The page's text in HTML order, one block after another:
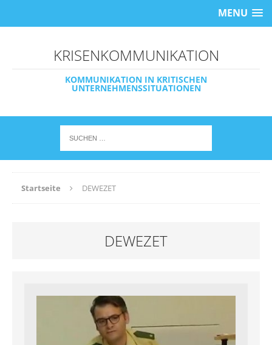
MENU
KRISENKOMMUNIKATION
KOMMUNIKATION IN KRITISCHEN
UNTERNEHMENSSITUATIONEN
Startseite DEWEZET
DEWEZET